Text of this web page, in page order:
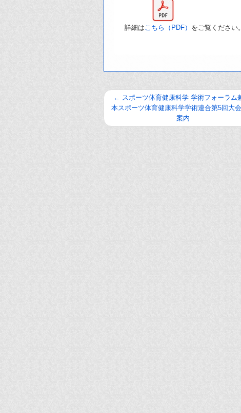
詳細はこちら（PDF） をご覧ください。
← スポーツ体育健康科学 学術フォーラム
本スポーツ体育健康科学学術連合第5回大
案内